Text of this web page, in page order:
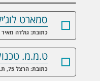
סמארט
כתובת: גולדה מאיר 3, פארק המדע נס ציונה
ט.מ.מ.
כתובת: הרצל 75, ת.ד. 8289 רמת-גן 52181